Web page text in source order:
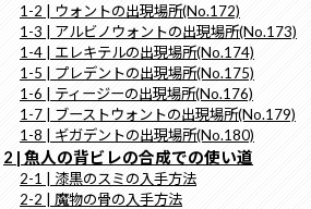
1-2 | ウォントの出現場所(No.172)
1-3 | アルビノウォントの出現場所(No.173)
1-4 | エレキテルの出現場所(No.174)
1-5 | プレデントの出現場所(No.175)
1-6 | ティージーの出現場所(No.176)
1-7 | ブーストウォントの出現場所(No.179)
1-8 | ギガデントの出現場所(No.180)
2 | 魚人の背ビレの合成での使い道
2-1 | 漆黒のスミの入手方法
2-2 | 魔物の骨の入手方法